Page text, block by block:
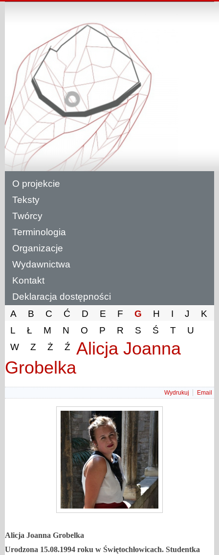
O projekcie
Teksty
Twórcy
Terminologia
Organizacje
Wydawnictwa
Kontakt
Deklaracja dostępności
A
B C Ć D E F G H I J
K
L
Ł M N O P R S Ś T
U
W
Z Ż Ź
Alicja Joanna
Grobelka
Wydrukuj Email
Alicja Joanna Grobelka
Urodzona 15.08.1994 roku w Świętochłowicach. Studentka